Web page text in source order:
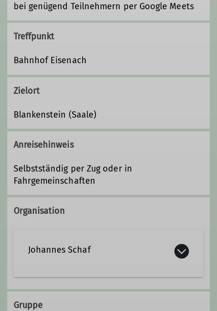
bei genügend Teilnehmern per Google Meets
Treffpunkt
Bahnhof Eisenach
Zielort
Blankenstein (Saale)
Anreisehinweis
Selbstständig per Zug oder in
Fahrgemeinschaften
Organisation
Johannes Schaf
Qualifikationen
Gruppe